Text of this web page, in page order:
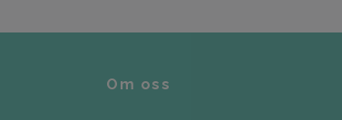
Om oss